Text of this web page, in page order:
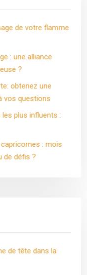
de votre flamme
: une alliance
?
obtenez une
vos questions
plus influents :
: mois
de défis ?
de tête dans la